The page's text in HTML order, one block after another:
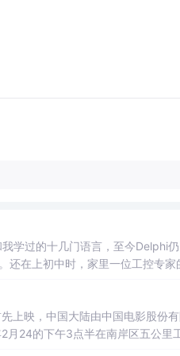
学过的十几门语言，至今Delphi
在上初中时，家里一位工控专家
上映，中国大陆由中国电影股份
月24的下午3点半在南岸区五公里